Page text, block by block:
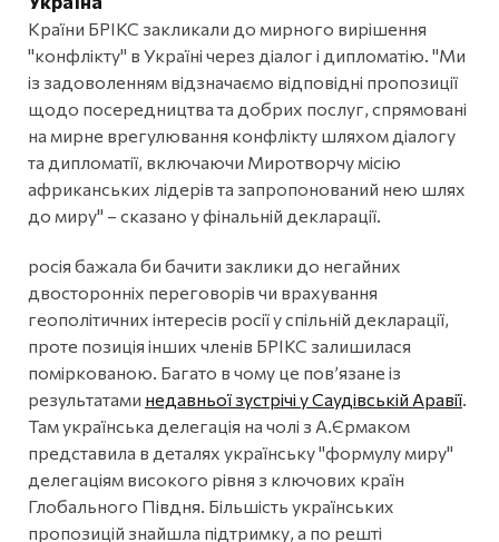
Країни БРІКС закликали до мирного вирішення
"конфлікту" в Україні через діалог і дипломатію. "Ми
із задоволенням відзначаємо відповідні пропозиції
щодо посередництва та добрих послуг, спрямовані
на мирне врегулювання конфлікту шляхом діалогу
та дипломатії, включаючи Миротворчу місію
африканських лідерів та запропонований нею шлях
до миру" – сказано у фінальній декларації.
росія бажала би бачити заклики до негайних
двосторонніх переговорів чи врахування
геополітичних інтересів росії у спільній декларації,
проте позиція інших членів БРІКС залишилася
поміркованою. Багато в чому це пов’язане із
результатами недавньої зустрічі у Саудівській Аравії
Там українська делегація на чолі з А.Єрмаком
представила в деталях українську "формулу миру"
делегаціям високого рівня з ключових країн
Глобального Півдня. Більшість українських
пропозицій знайшла підтримку, а по решті